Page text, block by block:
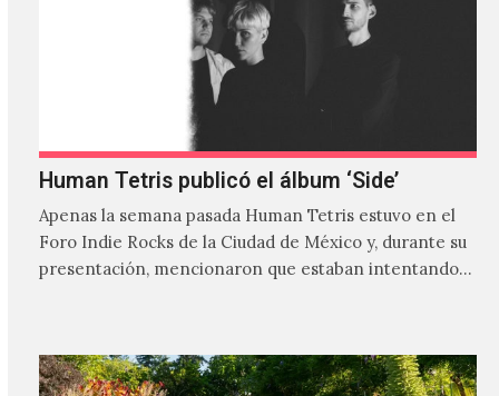
Human Tetris publicó el álbum ‘Side’
Apenas la semana pasada Human Tetris estuvo en el
Foro Indie Rocks de la Ciudad de México y, durante su
presentación, mencionaron que estaban intentando…